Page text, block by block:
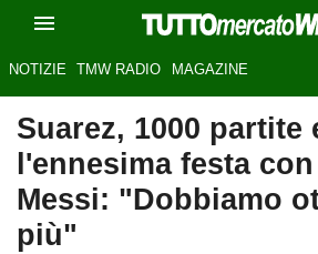
NOTIZIE TMW RADIO MAGAZINE
Suarez, 1000 partite
l'ennesima festa
Messi: "Dobbiamo
più"